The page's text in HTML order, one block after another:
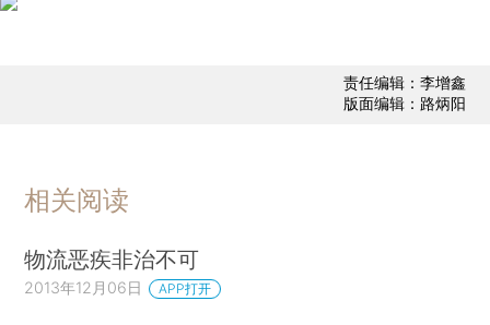
责任编辑：李增鑫
版面编辑：路炳阳
相关阅读
物流恶疾非治不可
2013年12月06日 APP打开